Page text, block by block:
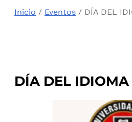
Inicio / Eventos / DÍA DEL
DÍA DEL IDIOMA